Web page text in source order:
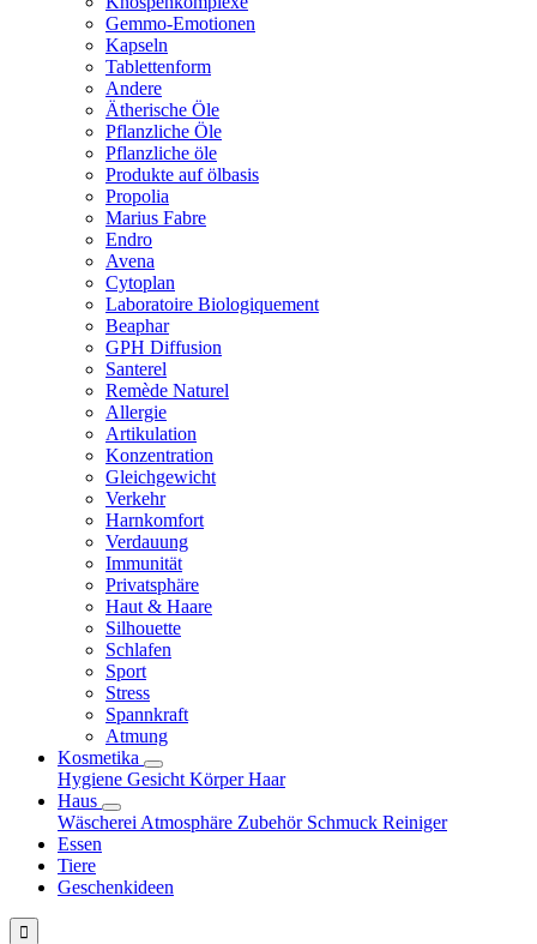
Gemmo-Emotionen
Kapseln
Tablettenform
Andere
Ätherische Öle
Pflanzliche Öle
Pflanzliche öle
Produkte auf ölbasis
Propolia
Marius Fabre
Endro
Avena
Cytoplan
Laboratoire Biologiquement
Beaphar
GPH Diffusion
Santerel
Remède Naturel
Allergie
Artikulation
Konzentration
Gleichgewicht
Verkehr
Harnkomfort
Verdauung
Immunität
Privatsphäre
Haut & Haare
Silhouette
Schlafen
Sport
Stress
Spannkraft
Atmung
Kosmetika
Hygiene Gesicht KörperHaar
Haus
Wäscherei Atmosphäre Zubehör Schmuck Reiniger
Essen
Tiere
Geschenkideen
